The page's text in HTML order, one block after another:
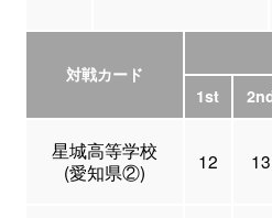
対戦カード
1st
星城高等学校
(愛知県②)
12 13